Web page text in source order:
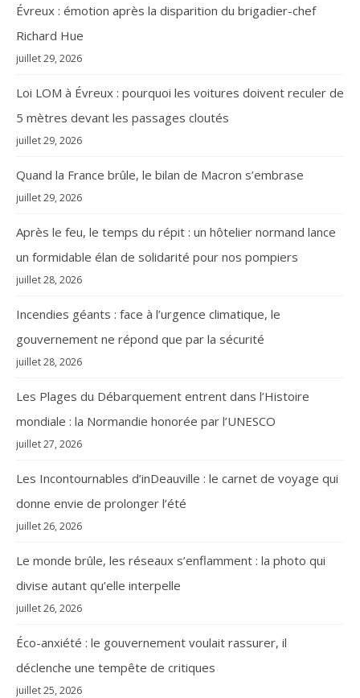
Évreux : émotion après la disparition du brigadier-chef
Richard Hue
juillet 29, 2026
Loi LOM à Évreux : pourquoi les voitures doivent reculer de
5 mètres devant les passages cloutés
juillet 29, 2026
Quand la France brûle, le bilan de Macron s’embrase
juillet 29, 2026
Après le feu, le temps du répit : un hôtelier normand lance
un formidable élan de solidarité pour nos pompiers
juillet 28, 2026
Incendies géants : face à l’urgence climatique, le
gouvernement ne répond que par la sécurité
juillet 28, 2026
Les Plages du Débarquement entrent dans l’Histoire
mondiale : la Normandie honorée par l’UNESCO
juillet 27, 2026
Les Incontournables d’inDeauville : le carnet de voyage qui
donne envie de prolonger l’été
juillet 26, 2026
Le monde brûle, les réseaux s’enflamment : la photo qui
divise autant qu’elle interpelle
juillet 26, 2026
Éco-anxiété : le gouvernement voulait rassurer, il
déclenche une tempête de critiques
juillet 25, 2026